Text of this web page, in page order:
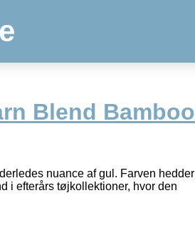
Blend Bamboo
nuance af gul. Farven hedder
i efterårs tøjkollektioner, hvor den